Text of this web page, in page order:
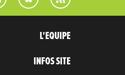
L'EQUIPE
INFOS SITE